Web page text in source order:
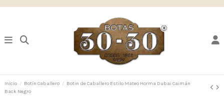
Inicio Botín Caballero
Botin de Caballero Estilo Mateo Horma Dubai Caimán
Back Negro